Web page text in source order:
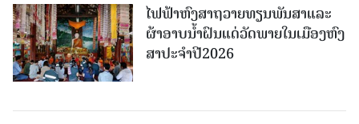
ໄຟຟ້າຫົງສາຖວາຍທຽນພັນສາແລະ
ຜ້າອາບນໍ້າຝົນແດ່ວັດພາຍໃນເມືອງຫົງ
ສາປະຈໍາປີ2026